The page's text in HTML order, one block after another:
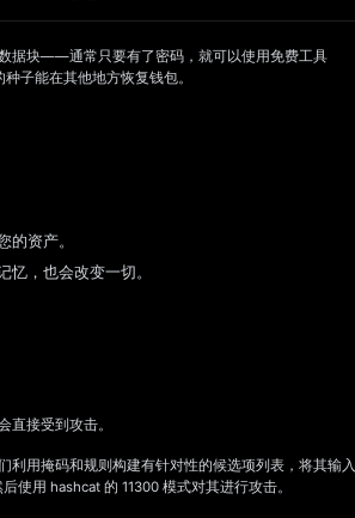
据块——通常只要有了密码，就可以使用免费工具
子能在其他地方恢复钱包。
资产。
，也会改变一切。
接受到攻击。
利用掩码和规则构建有针对性的候选项列表，将其输入
使用 hashcat 的 11300 模式对其进行攻击。